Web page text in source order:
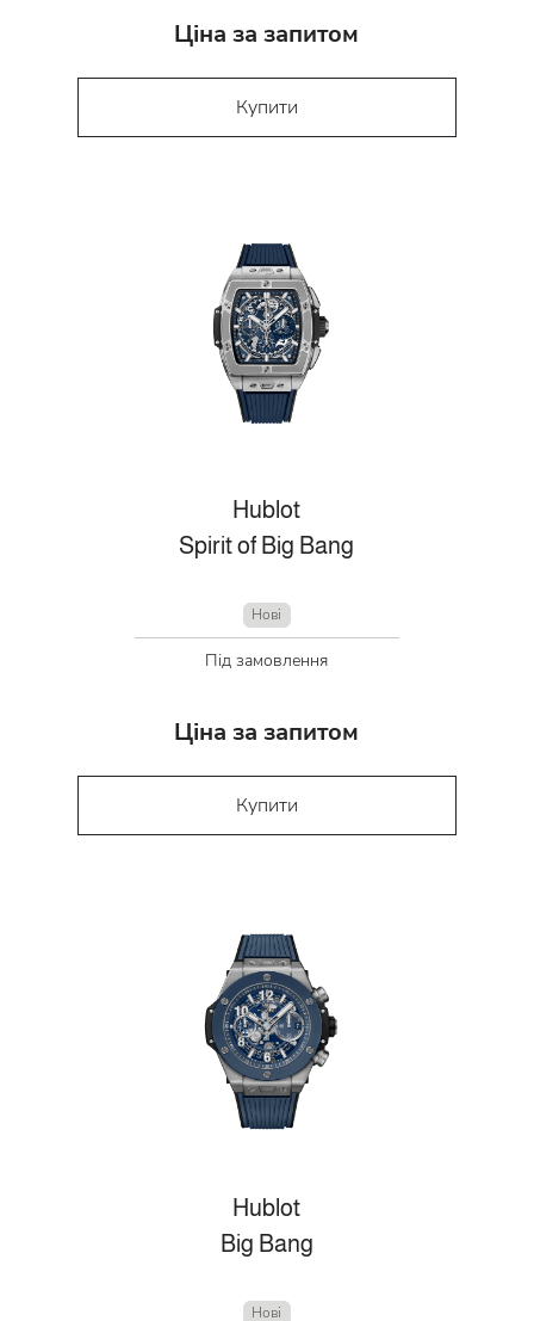
Ціна за запитом
Купити
Hublot
Spirit of Big Bang
Нові
Під замовлення
Ціна за запитом
Купити
Hublot
Big Bang
Нові